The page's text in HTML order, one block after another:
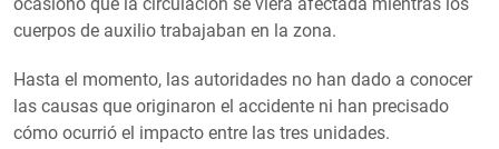
cuerpos de auxilio trabajaban en la zona.
Hasta el momento, las autoridades no han dado a conocer
las causas que originaron el accidente ni han precisado
cómo ocurrió el impacto entre las tres unidades.